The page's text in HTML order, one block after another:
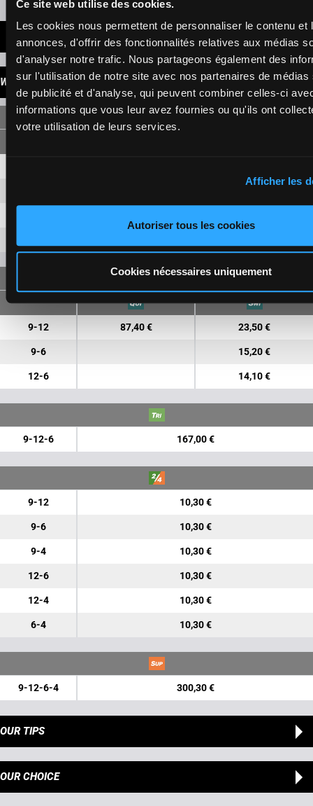
Ce site web utilise des cookies.
Les cookies nous permettent de personnaliser le contenu et
annonces, d'offrir des fonctionnalités relatives aux médias
d'analyser notre trafic. Nous partageons également des
sur l'utilisation de notre site avec nos partenaires de médias
de publicité et d'analyse, qui peuvent combiner celles-ci
informations que vous leur avez fournies ou qu'ils ont
votre utilisation de leurs services.
Afficher les
Autoriser tous les cookies
Cookies nécessaires uniquement
LATEST NEWS
WINNINGS
FORECAST
9-12 87,40 € 23,50 €
9-6 15,20 €
12-6 14,10 €
9-12-6 167,00 €
9-12 10,30 €
9-6 10,30 €
9-4 10,30 €
12-6 10,30 €
12-4 10,30 €
6-4 10,30 €
9-12-6-4 300,30 €
OUR TIPS
OUR CHOICE